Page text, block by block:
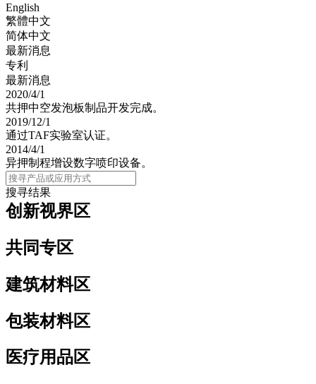
English
繁體中文
简体中文
最新消息
专利
最新消息
2020/4/1
共押中空发泡板制品开发完成。
2019/12/1
通过TAF实验室认证。
2014/4/1
异押制程增设数字喷印设备。
搜寻结果
主选单
创新视界区
共同专区
建筑材料区
包装材料区
医疗用品区